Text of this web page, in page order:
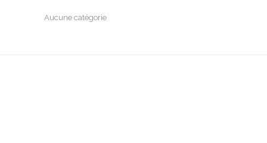
Aucune catégorie